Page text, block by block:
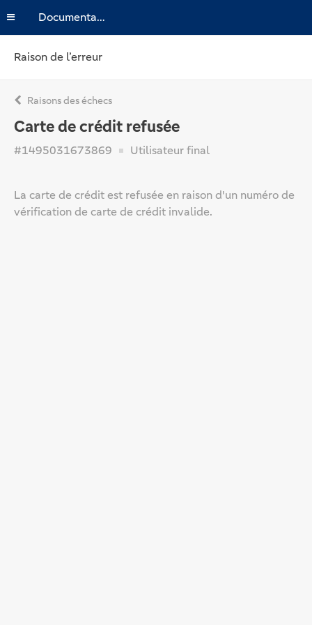
Documentation
Raison de l’erreur
Raisons des échecs
Carte de crédit refusée
#1495031673869 Utilisateur final
La carte de crédit est refusée en raison d'un numéro de
vérification de carte de crédit invalide.